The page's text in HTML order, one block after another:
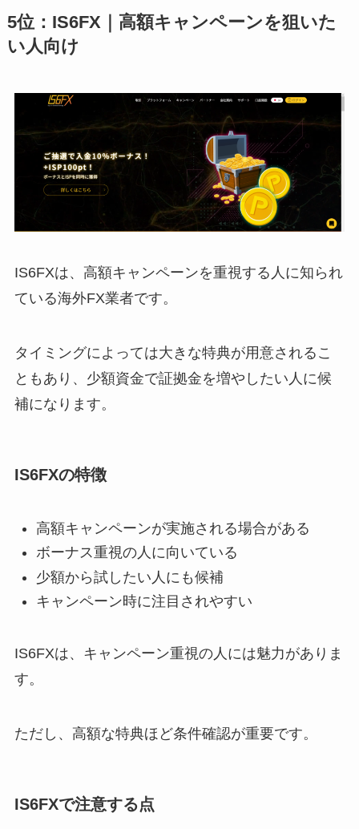
5位：IS6FX｜高額キャンペーンを狙いた
い人向け
IS6FXは、高額キャンペーンを重視する人に知られ
ている海外FX業者です。
タイミングによっては大きな特典が用意されるこ
ともあり、少額資金で証拠金を増やしたい人に候
補になります。
IS6FXの特徴
高額キャンペーンが実施される場合がある
ボーナス重視の人に向いている
少額から試したい人にも候補
キャンペーン時に注目されやすい
IS6FXは、キャンペーン重視の人には魅力がありま
す。
ただし、高額な特典ほど条件確認が重要です。
IS6FXで注意する点